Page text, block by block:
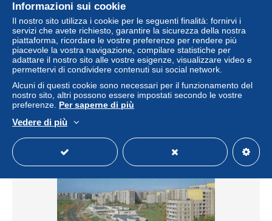
Belarus Lida Aviation History Airfield Airplanes Dirigible
#PAX703
± 19,15 USD
Stato
Informazioni sui cookie
Il nostro sito utilizza i cookie per le seguenti finalità: fornirvi i
servizi che avete richiesto, garantire la sicurezza della nostra
piattaforma, ricordare le vostre preferenze per rendere più
piacevole la vostra navigazione, compilare statistiche per
adattare il nostro sito alle vostre esigenze, visualizzare video e
permettervi di condividere contenuti sui social network.
Alcuni di questi cookie sono necessari per il funzionamento del
nostro sito, altri possono essere impostati secondo le vostre
preferenze. Per saperne di più
Vedere di più